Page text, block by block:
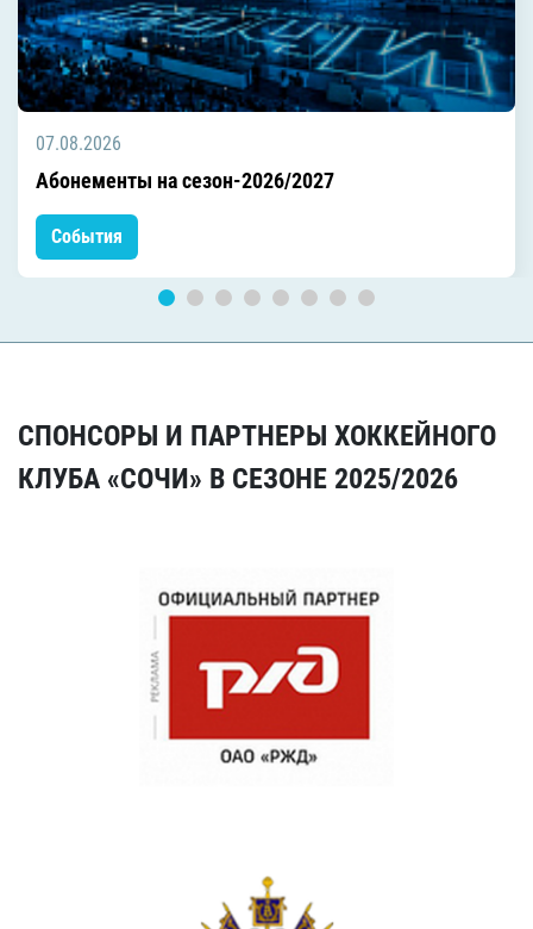
07.08.2026
Абонементы на сезон-2026/2027
События
СПОНСОРЫ И ПАРТНЕРЫ ХОККЕЙНОГО
КЛУБА «СОЧИ» В СЕЗОНЕ 2025/2026